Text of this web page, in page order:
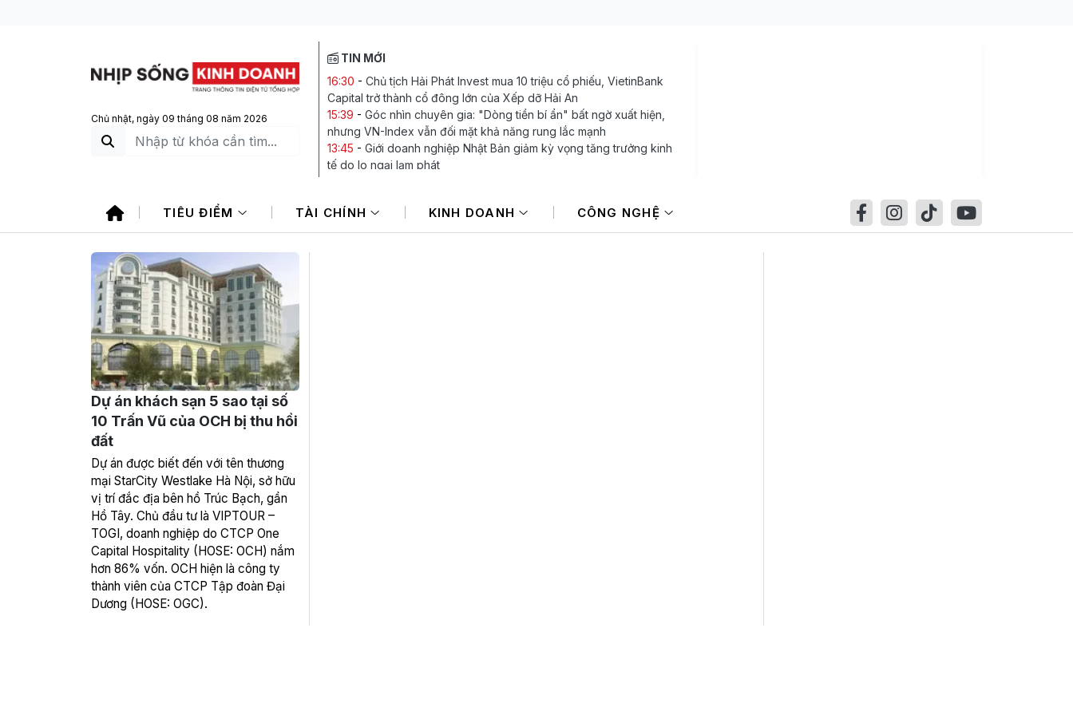
Chủ nhật, ngày 09 tháng 08 năm 2026
TIN MỚI
16:30 - Chủ tịch Hải Phát Invest mua 10 triệu cổ phiếu, VietinBank
Capital trở thành cổ đông lớn của Xếp dỡ Hải An
15:39 - Góc nhìn chuyên gia: "Dòng tiền bí ẩn" bất ngờ xuất hiện,
nhưng VN-Index vẫn đối mặt khả năng rung lắc mạnh
13:45 - Giới doanh nghiệp Nhật Bản giảm kỳ vọng tăng trưởng kinh
tế do lo ngại lạm phát
13:27- Bảo Tín Mạnh Hải: Có 7 giao dịch nhận đặt cọc vàng miếng
là do bị rách vỏ bao bì, phải chuyển đến SJC để đóng lại
TIÊU ĐIỂM TÀI CHÍNH KINH DOANH CÔNG NGHỆ
Dự án khách sạn 5 sao tại số
10 Trấn Vũ của OCH bị thu hồi
đất
Dự án được biết đến với tên thương
mại StarCity Westlake Hà Nội, sở hữu
vị trí đắc địa bên hồ Trúc Bạch, gần
Hồ Tây. Chủ đầu tư là VIPTOUR –
TOGI, doanh nghiệp do CTCP One
Capital Hospitality (HOSE: OCH) nắm
hơn 86% vốn. OCH hiện là công ty
thành viên của CTCP Tập đoàn Đại
Dương (HOSE: OGC).